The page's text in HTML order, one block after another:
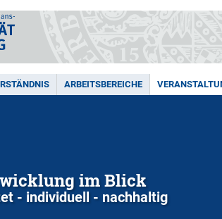
ARBEITSBEREICHE
im Blick
- individuell - nachhaltig